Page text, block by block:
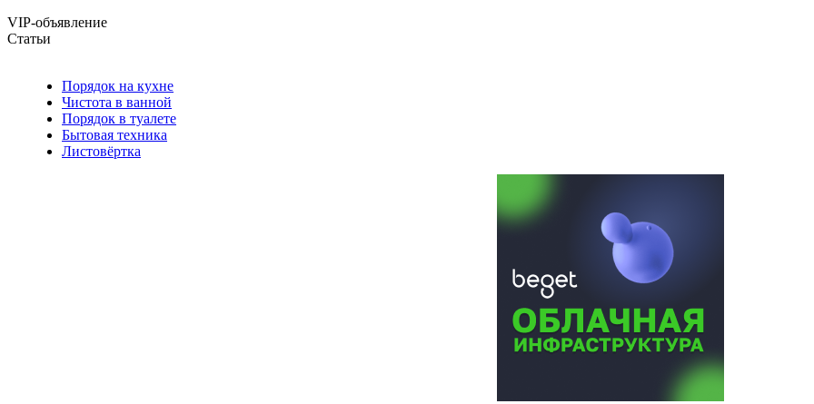
VIP-объявление
Статьи
Порядок на кухне
Чистота в ванной
Порядок в туалете
Бытовая техника
Листовёртка